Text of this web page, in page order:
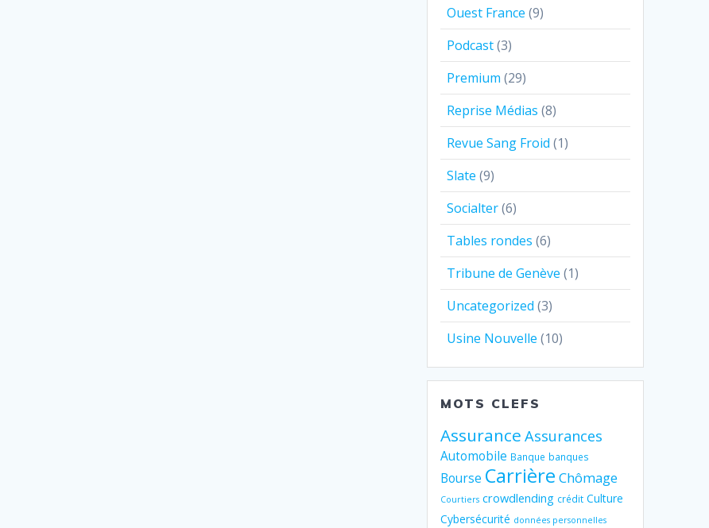
Ouest France (9)
Podcast(3)
Premium (29)
Reprise Médias (8)
Revue Sang Froid (1)
Slate (9)
Socialter(6)
Tables rondes (6)
Tribune de Genève (1)
Uncategorized (3)
Usine Nouvelle (10)
MOTS CLEFS
Assurance Assurances
Automobile Banque banques
Bourse Carrière Chômage
Courtiers crowdlending crédit Culture
Cybersécurité données personnelles